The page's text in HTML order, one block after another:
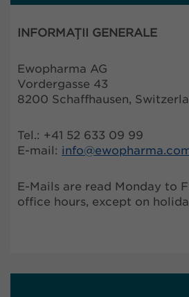
INFORMAȚII GENERALE
Ewopharma AG
Vordergasse 43
8200 Schaffhausen,
Tel.: +41 52 633 09 99
E-mail: info@
E-Mails are read Monday to
office hours, except on